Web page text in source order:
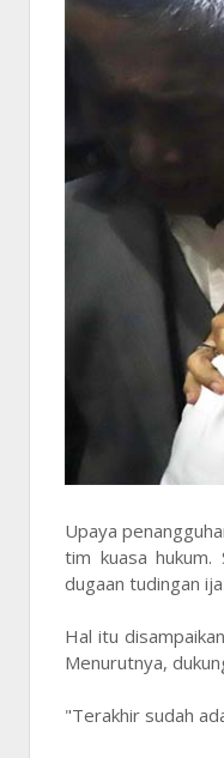
Upaya
tim kuasa
dugaan tudingan
Hal itu
Menurutnya,
"Terakhir sudah